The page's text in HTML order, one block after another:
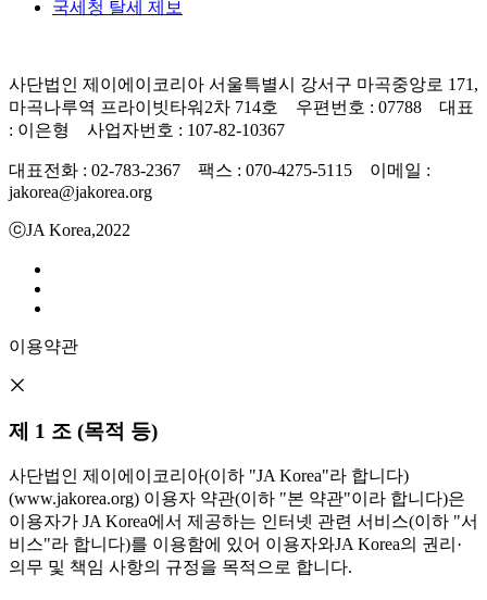
국세청 탈세 제보
사단법인 제이에이코리아 서울특별시 강서구 마곡중앙로 171,
마곡나루역 프라이빗타워2차 714호 우편번호 : 07788 대표
: 이은형 사업자번호 : 107-82-10367
대표전화 : 02-783-2367 팩스 : 070-4275-5115 이메일 :
jakorea@jakorea.org
ⓒJA Korea,2022
이용약관
제 1 조 (목적 등)
사단법인 제이에이코리아(이하 "JA Korea"라 합니다)
(www.jakorea.org) 이용자 약관(이하 "본 약관"이라 합니다)은
이용자가 JA Korea에서 제공하는 인터넷 관련 서비스(이하 "서
비스"라 합니다)를 이용함에 있어 이용자와JA Korea의 권리·
의무 및 책임 사항의 규정을 목적으로 합니다.